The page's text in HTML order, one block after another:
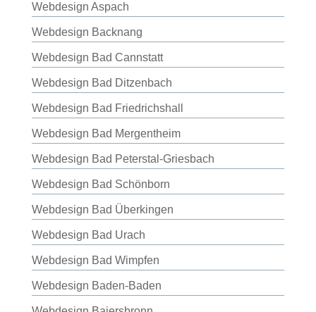
Webdesign Aspach
Webdesign Backnang
Webdesign Bad Cannstatt
Webdesign Bad Ditzenbach
Webdesign Bad Friedrichshall
Webdesign Bad Mergentheim
Webdesign Bad Peterstal-Griesbach
Webdesign Bad Schönborn
Webdesign Bad Überkingen
Webdesign Bad Urach
Webdesign Bad Wimpfen
Webdesign Baden-Baden